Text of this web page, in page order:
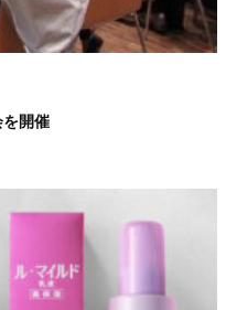
開催